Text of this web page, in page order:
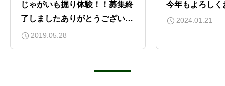
じゃがいも掘り体験！！募集終
了しましたありがとうございま
す。2019.05.28
今年もよろし
2024.01.21